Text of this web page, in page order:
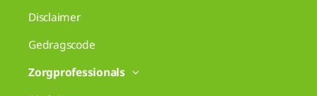
Disclaimer
Gedragscode
Zorgprofessionals